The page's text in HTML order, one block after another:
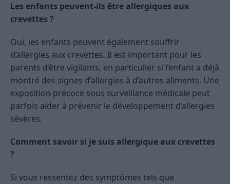
Les enfants peuvent-ils être allergiques aux
crevettes ?
Oui, les enfants peuvent également souffrir
d’allergies aux crevettes. Il est important pour les
parents d’être vigilants, en particulier si l’enfant a déjà
montré des signes d’allergies à d’autres aliments. Une
exposition précoce sous surveillance médicale peut
parfois aider à prévenir le développement d’allergies
sévères.
Comment savoir si je suis allergique aux crevettes
?
Si vous ressentez des symptômes tels que